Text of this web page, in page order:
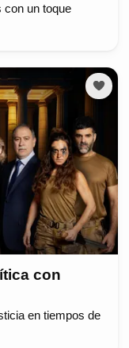
con un toque
con
en tiempos de